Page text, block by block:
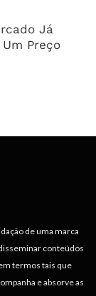
Já
Preço
de uma marca
conteúdos
termos tais que
e absorve as